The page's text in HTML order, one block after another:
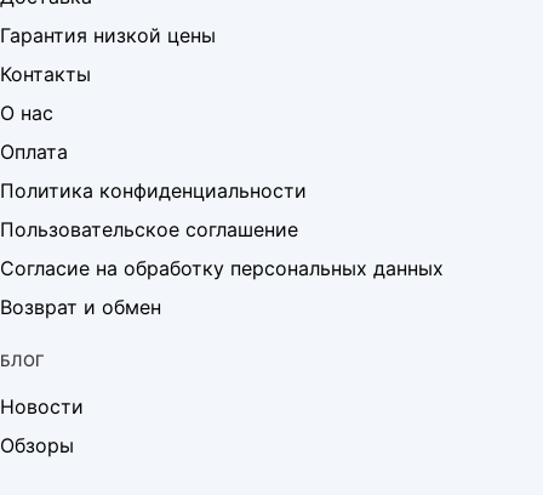
Гарантия низкой цены
Контакты
О нас
Оплата
Политика конфиденциальности
Пользовательское соглашение
Согласие на обработку персональных данных
Возврат и обмен
БЛОГ
Новости
Обзоры